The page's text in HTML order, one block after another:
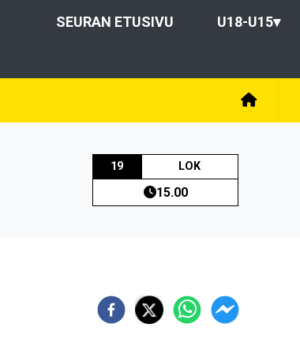
SEURAN ETUSIVU U18-U15▾
19 LOK
15.00